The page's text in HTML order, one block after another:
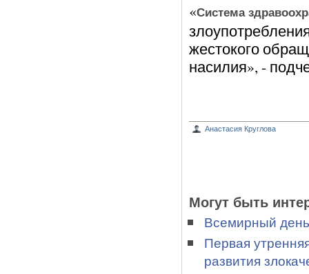
«Система
жестокого
насилия», -
Анастасия Круглова
Могут быть
Всемирный
Первая
развития